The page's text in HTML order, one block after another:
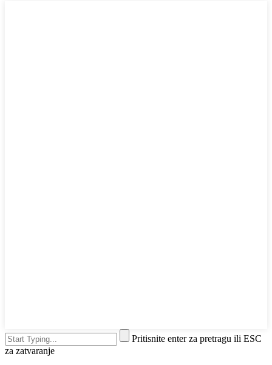
Pritisnite enter za pretragu ili ESC
za zatvaranje